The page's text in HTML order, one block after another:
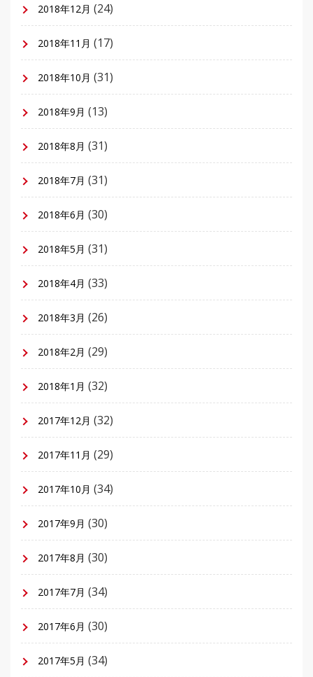
2018年12月 (24)
2018年11月 (17)
2018年10月 (31)
2018年9月 (13)
2018年8月 (31)
2018年7月 (31)
2018年6月 (30)
2018年5月 (31)
2018年4月 (33)
2018年3月 (26)
2018年2月 (29)
2018年1月 (32)
2017年12月 (32)
2017年11月 (29)
2017年10月 (34)
2017年9月 (30)
2017年8月 (30)
2017年7月 (34)
2017年6月 (30)
2017年5月 (34)